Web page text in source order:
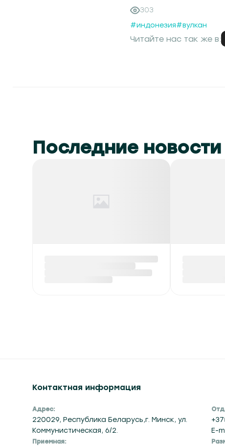
303
#индонезия#вулкан
Читайте нас так же в:
Последние новости
Контактная информация
Адрес:
220029, Республика Беларусь,г. Минск, ул.
Коммунистическая, 6/2.
Приемная:
E-